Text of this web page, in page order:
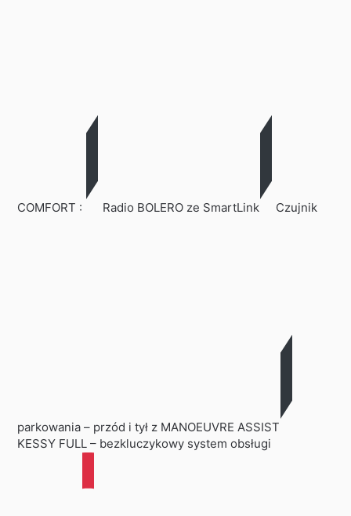
COMFORT : Radio BOLERO ze SmartLink Czujnik
parkowania – przód i tył z MANOEUVRE ASSIST
KESSY FULL – bezkluczykowy system obsługi